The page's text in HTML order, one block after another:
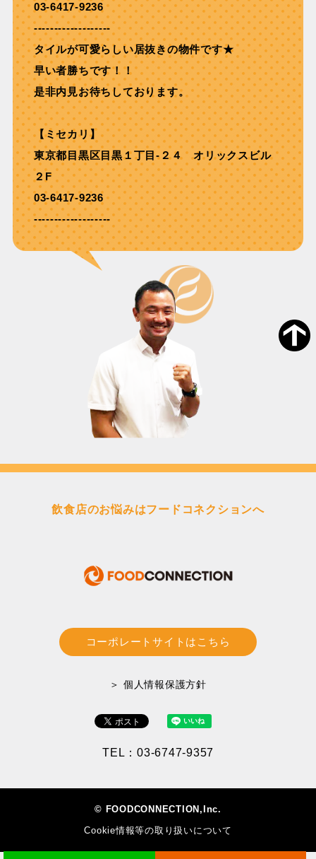
03-6417-9236
-------------------
タイルが可愛らしい居抜きの物件です★
早い者勝ちです！！
是非内見お待ちしております。
【ミセカリ】
東京都目黒区目黒１丁目-２４ オリックスビル
２F
03-6417-9236
-------------------
飲食店のお悩みはフードコネクションへ
コーポレートサイトはこちら
＞ 個人情報保護方針
TEL：03-6747-9357
© FOODCONNECTION,Inc.
Cookie情報等の取り扱いについて